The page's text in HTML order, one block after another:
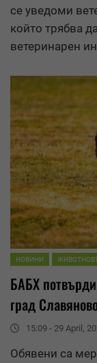
се уведоми
който трябва
ветеринарен
НОВИНИ
БАБХ
град
15:09 - 29 April,
Обявени са